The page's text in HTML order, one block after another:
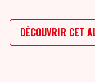
DÉCOUVRIR CET